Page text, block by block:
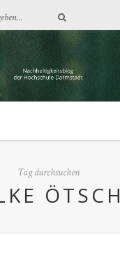
Tag durchsuchen
ÖTSCH